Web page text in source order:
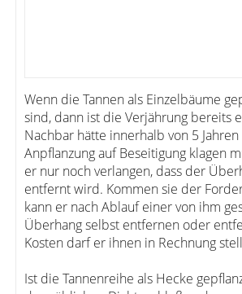
Wenn die Tannen als Einzelbäume
sind, dann ist die Verjährung bereits
Nachbar hätte innerhalb von 5 Jahren
Anpflanzung auf Beseitigung klagen
er nur noch verlangen, dass der
entfernt wird. Kommen sie der
kann er nach Ablauf einer von ihm
Überhang selbst entfernen oder
Kosten darf er ihnen in Rechnung
Ist die Tannenreihe als Hecke